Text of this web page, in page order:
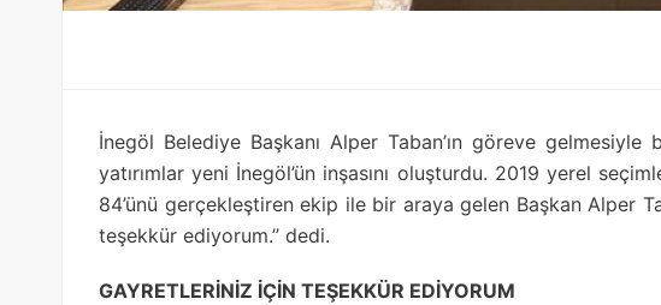
İnegöl Belediye Başkanı Alper Taban’ın göreve
yatırımlar yeni İnegöl’ün inşasını oluşturdu. 2019 yerel
84’ünü gerçekleştiren ekip ile bir araya gelen Başkan Alper
teşekkür ediyorum.’’ dedi.
GAYRETLERİNİZ İÇİN TEŞEKKÜR EDİYORUM